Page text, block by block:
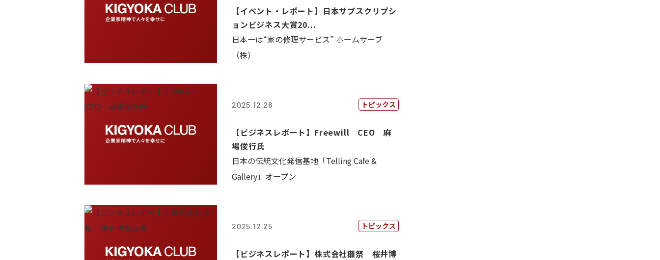
【イベント・レポート】日本サブスクリプシ
ョンビジネス大賞20...
日本一は“家の修理サービス” ホームサーブ
（株）
2025.12.26 トピックス
【ビジネスレポート】Freewill CEO 麻
場俊行氏
日本の伝統文化発信基地「Telling Cafe &
Gallery」オープン
2025.12.25 トピックス
【ビジネスレポート】株式会社獺祭 桜井博